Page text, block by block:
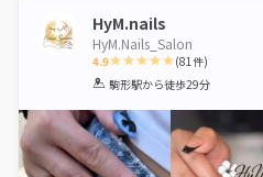
HyM.nails
HyM.Nails_Salon
4.9
1 2 3 4 5
(81件)
駒形駅から徒歩29分